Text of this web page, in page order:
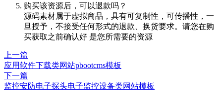
购买该资源后，可以退款吗？
源码素材属于虚拟商品，具有可复制性，可传播性，一
旦授予，不接受任何形式的退款、换货要求。请您在购
买获取之前确认好 是您所需要的资源
上一篇
应用软件下载类网站pbootcms模板
下一篇
监控安防电子探头电子监控设备类网站模板